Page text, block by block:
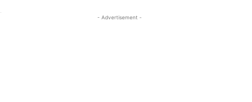
- Advertisement -